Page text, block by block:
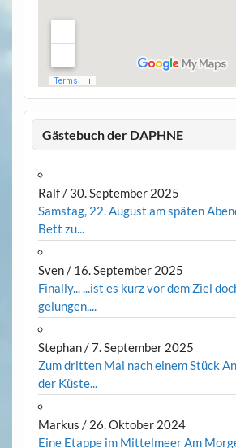
Gästebuch der DAPHNE
Ralf/ 30. September 2025
Samstag, 22. August am späten
Bett zu...
Sven/ 16. September 2025
Finally... ...ist es kurz vor dem Ziel
gelungen,...
Stephan/7. September 2025
Zum dritten Mal nach einem Stück
der Küste...
Markus / 26. Oktober 2024
Eine Etappe im Mittelmeer Am